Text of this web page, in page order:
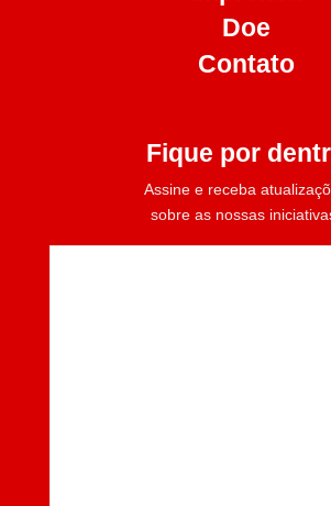
Doe
Contato
Fique por
Assine e receba
sobre as nossas